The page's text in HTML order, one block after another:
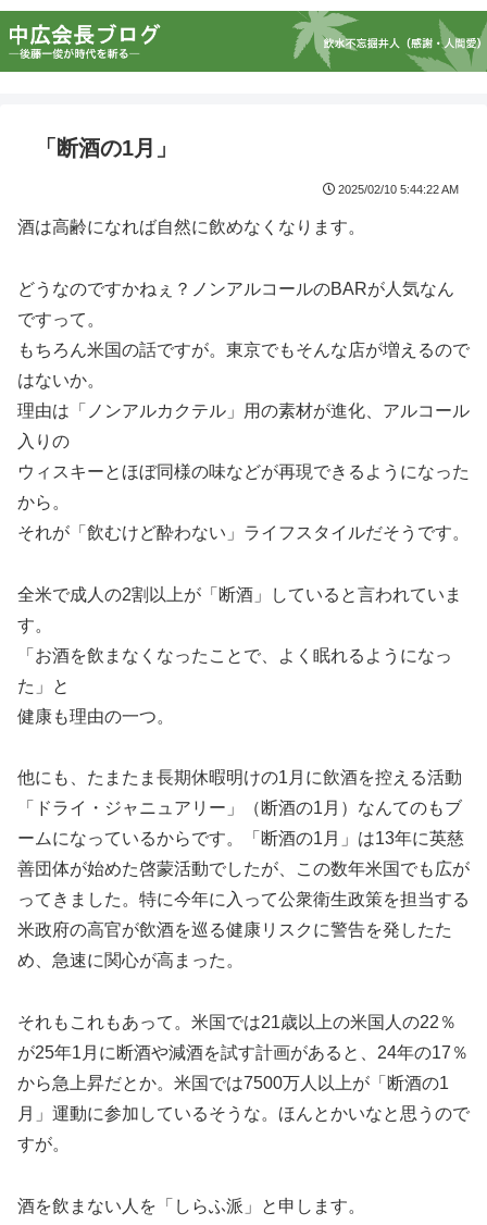
「断酒の1月」
2025/02/10 5:44:22 AM
酒は高齢になれば自然に飲めなくなります。
どうなのですかねぇ？ノンアルコールのBARが人気なん
ですって。
もちろん米国の話ですが。東京でもそんな店が増えるので
はないか。
理由は「ノンアルカクテル」用の素材が進化、アルコール
入りの
ウィスキーとほぼ同様の味などが再現できるようになった
から。
それが「飲むけど酔わない」ライフスタイルだそうです。
全米で成人の2割以上が「断酒」していると言われていま
す。
「お酒を飲まなくなったことで、よく眠れるようになっ
た」と
健康も理由の一つ。
他にも、たまたま長期休暇明けの1月に飲酒を控える活動
「ドライ・ジャニュアリー」（断酒の1月）なんてのもブ
ームになっているからです。「断酒の1月」は13年に英慈
善団体が始めた啓蒙活動でしたが、この数年米国でも広が
ってきました。特に今年に入って公衆衛生政策を担当する
米政府の高官が飲酒を巡る健康リスクに警告を発したた
め、急速に関心が高まった。
それもこれもあって。米国では21歳以上の米国人の22％
が25年1月に断酒や減酒を試す計画があると、24年の17％
から急上昇だとか。米国では7500万人以上が「断酒の1
月」運動に参加しているそうな。ほんとかいなと思うので
すが。
酒を飲まない人を「しらふ派」と申します。